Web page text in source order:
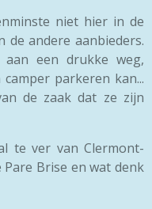
niet hier in de
de andere aanbieders.
aan een drukke weg,
parkeren kan...
de zaak dat ze zijn
te ver van Clermont-
Pare Brise en wat denk